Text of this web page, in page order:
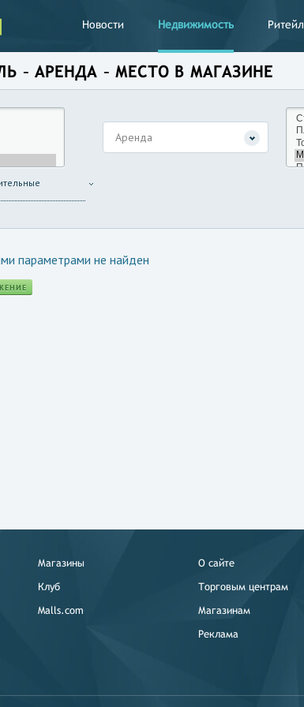
Новости Недвижимость Ритейл
– АРЕНДА – МЕСТО В МАГАЗИНЕ
Аренда
параметрами не найден
Магазины
Клуб
Malls.com
О сайте
Торговым центрам
Магазинам
Реклама